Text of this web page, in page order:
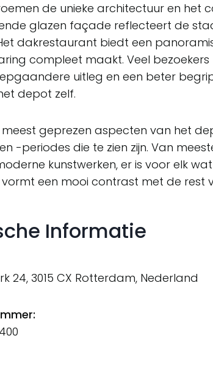
de unieke architectuur en het
glazen façade reflecteert de
dakrestaurant biedt een
compleet maakt. Veel
uitleg en een beter
depot zelf.
meest geprezen aspecten van het
-periodes die te zien zijn. Van
kunstwerken, er is voor elk
een mooi contrast met de rest
Informatie
24, 3015 CX Rotterdam, Nederland